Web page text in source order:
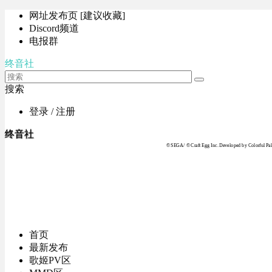
网址发布页 [建议收藏]
Discord频道
电报群
终音社
搜索
登录 / 注册
终音社
© SEGA / © Craft Egg Inc. Developed by Colorful
首页
最新发布
歌姬PV区